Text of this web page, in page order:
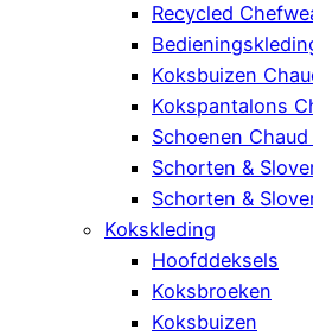
Recycled
Koksbuizen
Kokspantalons
Schoenen
Schorten &
Schorten &
Kokskleding
Hoofddeksels
Koksbroeken
Koksbuizen